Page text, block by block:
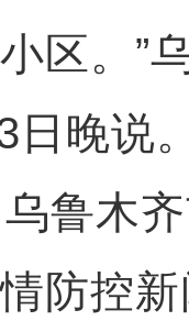
区。”
日晚说
木齐
防控